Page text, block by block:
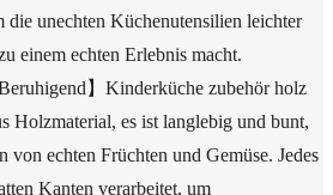
die unechten Küchenutensilien leichter
einem echten Erlebnis macht.
】Kinderküche zubehör holz
Holzmaterial, es ist langlebig und bunt,
von echten Früchten und Gemüse. Jedes
Kanten verarbeitet, um